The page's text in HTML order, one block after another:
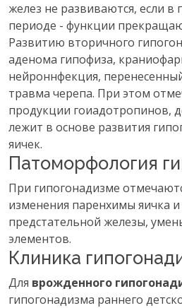
желез не развиваются, если в
периоде - функции
Развитию вторичного
аденома гипофиза,
нейроннфекция,
травма черепа. При этом
продукции гоиадотропинов,
лежит в основе развития
яичек.
Патоморфология
При гипогонадизме
изменения паренхимы яичка и
предстательной железы,
элементов.
Клиника
Для врожденного
гипогонадизма раннего